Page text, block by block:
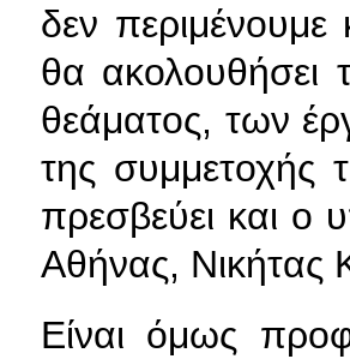
δεν περιμένουμε
θα ακολουθήσει
θεάματος, των
της συμμετοχής
πρεσβεύει και ο
Αθήνας, Νικήτας
Είναι όμως